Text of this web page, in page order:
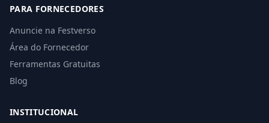
PARA FORNECEDORES
Anuncie na Festverso
Área do Fornecedor
Ferramentas Gratuitas
Blog
INSTITUCIONAL